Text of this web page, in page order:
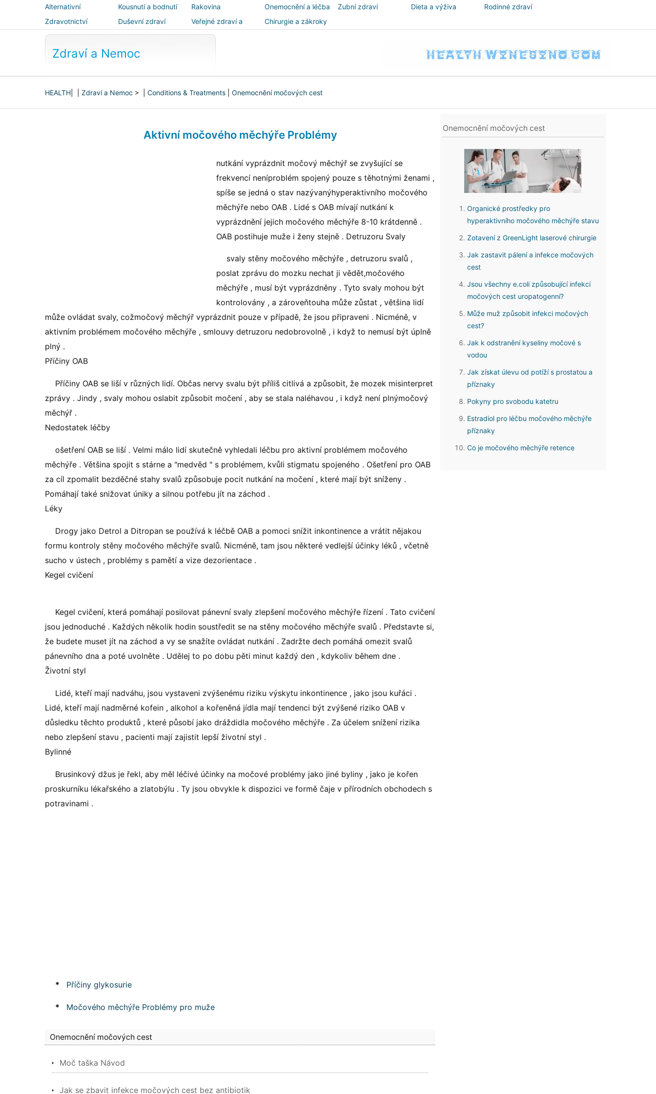
Alternativní
medicína
Kousnutí a bodnutí Rakovina Onemocnění a léčba Zubní zdraví Dieta a výživa
Rodinné zdraví
Zdravotnictví
Duševní zdraví
Veřejné zdraví a
bezpečnost
Chirurgie a zákroky
Zdraví a Nemoc
HEALTH Zdraví a Nemoc > | Conditions & Treatments Onemocnění močových cest
Aktivní močového měchýře Problémy
nutkání vyprázdnit močový měchýř se zvyšující se
frekvencí neníproblém spojený pouze s těhotnými ženami ,
spíše se jedná o stav nazývanýhyperaktivního močového
měchýře nebo OAB . Lidé s OAB mívají nutkání k
vyprázdnění jejich močového měchýře 8-10 krátdenně .
OAB postihuje muže i ženy stejně . Detruzoru Svaly
svaly stěny močového měchýře , detruzoru svalů ,
poslat zprávu do mozku nechat ji vědět,močového
měchýře , musí být vyprázdněny . Tyto svaly mohou být
kontrolovány , a zároveňtouha může zůstat , většina lidí
může ovládat svaly, cožmočový měchýř vyprázdnit pouze v případě, že jsou připraveni . Nicméně, v
aktivním problémem močového měchýře , smlouvy detruzoru nedobrovolně , i když to nemusí být úplně
plný .
Příčiny OAB
Příčiny OAB se liší v různých lidí. Občas nervy svalu být příliš citlivá a způsobit, že mozek misinterpret
zprávy . Jindy , svaly mohou oslabit způsobit močení , aby se stala naléhavou , i když není plnýmočový
měchýř .
Nedostatek léčby
ošetření OAB se liší . Velmi málo lidí skutečně vyhledali léčbu pro aktivní problémem močového
měchýře . Většina spojit s stárne a "medvěd " s problémem, kvůli stigmatu spojeného . Ošetření pro OAB
za cíl zpomalit bezděčné stahy svalů způsobuje pocit nutkání na močení , které mají být sníženy .
Pomáhají také snižovat úniky a silnou potřebu jít na záchod .
Léky
Drogy jako Detrol a Ditropan se používá k léčbě OAB a pomoci snížit inkontinence a vrátit nějakou
formu kontroly stěny močového měchýře svalů. Nicméně, tam jsou některé vedlejší účinky léků , včetně
sucho v ústech , problémy s pamětí a vize dezorientace .
Kegel cvičení
Kegel cvičení, která pomáhají posilovat pánevní svaly zlepšení močového měchýře řízení . Tato cvičení
jsou jednoduché . Každých několik hodin soustředit se na stěny močového měchýře svalů . Představte si,
že budete muset jít na záchod a vy se snažíte ovládat nutkání . Zadržte dech pomáhá omezit svalů
pánevního dna a poté uvolněte . Udělej to po dobu pěti minut každý den , kdykoliv během dne .
Životní styl
Lidé, kteří mají nadváhu, jsou vystaveni zvýšenému riziku výskytu inkontinence , jako jsou kuřáci .
Lidé, kteří mají nadměrné kofein , alkohol a kořeněná jídla mají tendenci být zvýšené riziko OAB v
důsledku těchto produktů , které působí jako dráždidla močového měchýře . Za účelem snížení rizika
nebo zlepšení stavu , pacienti mají zajistit lepší životní styl .
Bylinné
Brusinkový džus je řekl, aby měl léčivé účinky na močové problémy jako jiné byliny , jako je kořen
proskurníku lékařského a zlatobýlu . Ty jsou obvykle k dispozici ve formě čaje v přírodních obchodech s
potravinami .
* Příčiny glykosurie
* Močového měchýře Problémy pro muže
Onemocnění močových cest
Moč taška Návod
Jak se zbavit infekce močových cest bez antibiotik
Onemocnění močových cest
Organické prostředky pro
hyperaktivního močového měchýře stavu
Zotavení z GreenLight laserové chirurgie
Jak zastavit pálení a infekce močových
cest
Jsou všechny e.coli způsobující infekci
močových cest uropatogenní?
Může muž způsobit infekci močových
cest?
Jak k odstranění kyseliny močové s
vodou
Jak získat úlevu od potíží s prostatou a
příznaky
Pokyny pro svobodu katetru
Estradiol pro léčbu močového měchýře
příznaky
Co je močového měchýře retence